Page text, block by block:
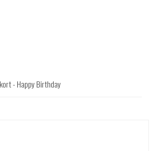
- Happy Birthday